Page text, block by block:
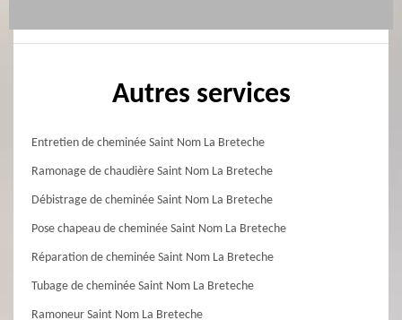
Autres services
Entretien de cheminée Saint Nom La Breteche
Ramonage de chaudière Saint Nom La Breteche
Débistrage de cheminée Saint Nom La Breteche
Pose chapeau de cheminée Saint Nom La Breteche
Réparation de cheminée Saint Nom La Breteche
Tubage de cheminée Saint Nom La Breteche
Ramoneur Saint Nom La Breteche